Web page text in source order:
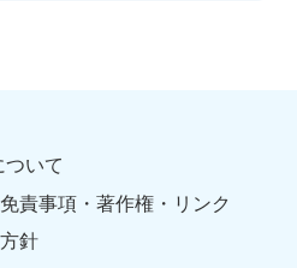
いて
責事項・著作権・リンク
針